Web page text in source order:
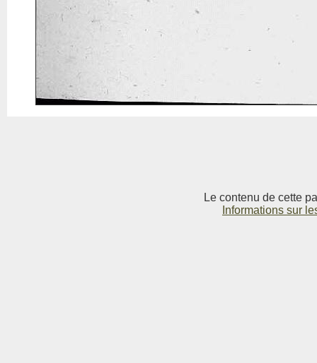
Le contenu de cette
Informations sur